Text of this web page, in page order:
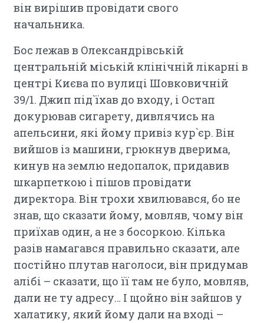
він вирішив провідати свого
начальника.
Бос лежав в Олександрівській
центральній міській клінічній лікарні в
центрі Києва по вулиці Шовковичній
39/1. Джип під`їхав до входу, і Остап
докурював сигарету, дивлячись на
апельсини, які йому привіз кур`єр. Він
вийшов із машини, грюкнув дверима,
кинув на землю недопалок, придавив
шкарпеткою і пішов провідати
директора. Він трохи хвилювався, бо не
знав, що сказати йому, мовляв, чому він
приїхав один, а не з босоркою. Кілька
разів намагався правильно сказати, але
постійно плутав наголоси, він придумав
алібі – сказати, що її там не було, мовляв,
дали не ту адресу… І щойно він зайшов у
халатику, який йому дали на вході –